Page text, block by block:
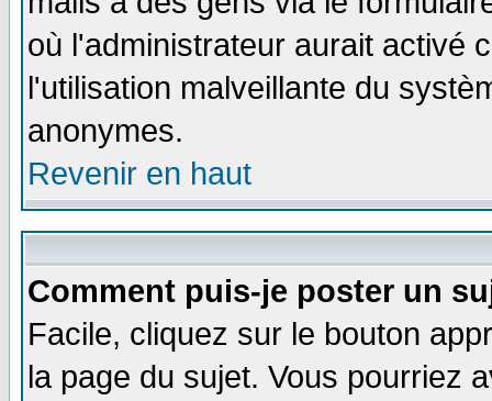
où l'administrateur aurait activé
l'utilisation malveillante du
anonymes.
Revenir en haut
Comment puis-je poster un
Facile, cliquez sur le bouton
la page du sujet. Vous pourriez